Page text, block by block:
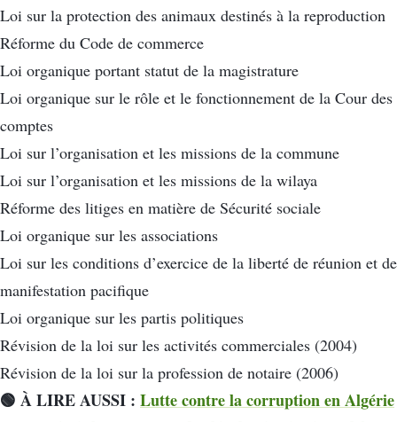
Loi sur la protection des animaux destinés à la reproduction
Réforme du Code de commerce
Loi organique portant statut de la magistrature
Loi organique sur le rôle et le fonctionnement de la Cour des
comptes
Loi sur l’organisation et les missions de la commune
Loi sur l’organisation et les missions de la wilaya
Réforme des litiges en matière de Sécurité sociale
Loi organique sur les associations
Loi sur les conditions d’exercice de la liberté de réunion et de
manifestation pacifique
Loi organique sur les partis politiques
Révision de la loi sur les activités commerciales (2004)
Révision de la loi sur la profession de notaire (2006)
🟢 À LIRE AUSSI : Lutte contre la corruption en Algérie